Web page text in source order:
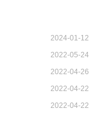
2024-01-12
2022-05-24
2022-04-26
2022-04-22
2022-04-22